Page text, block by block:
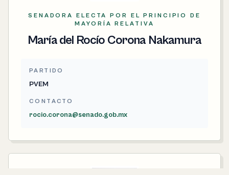
SENADORA ELECTA POR EL PRINCIPIO DE
MAYORÍA RELATIVA
María del Rocío Corona Nakamura
PARTIDO
PVEM
CONTACTO
rocio.corona@senado.gob.mx